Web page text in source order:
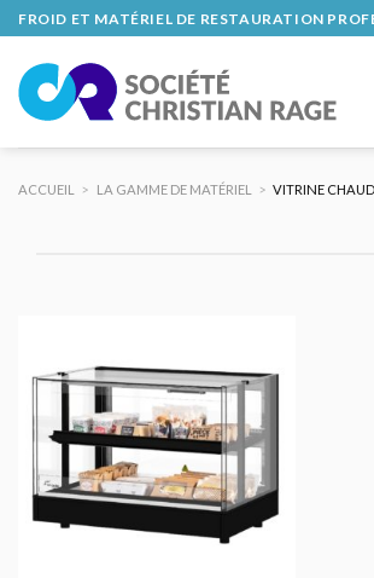
Skip
to
content
FROID ET MATÉRIEL DE RESTAURATION
ACCUEIL > LA GAMME DE MATÉRIEL > VITRINE
AJOUTER
AU DEVIS